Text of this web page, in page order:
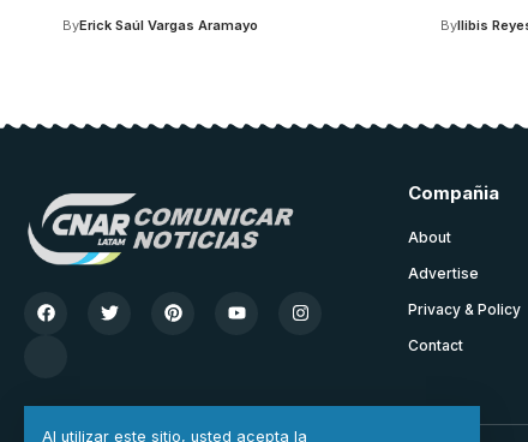
Al utilizar este sitio, usted acepta la
ByErick Saúl Vargas Aramayo ByIlibis
Compañia
About
Advertise
Privacy & Policy
Contact